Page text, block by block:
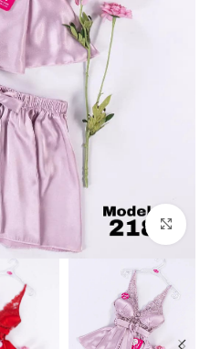
Click to enlarge